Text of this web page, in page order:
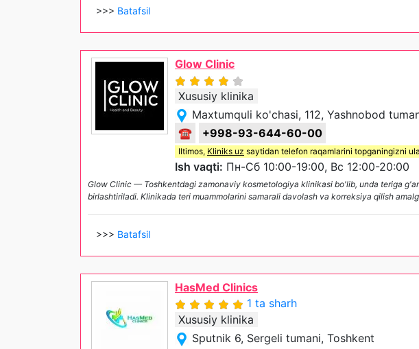
>>> Batafsil
Glow Clinic
Xususiy klinika
Maxtumquli ko'chasi, 112, Yashnobod
☎
+998-93-644-60-00
Iltimos, Kliniks uz saytidan telefon raqamlarini topganingizni
Ish vaqti: Пн-Сб 10:00-19:00, Вс 12:00-20:00
Glow Clinic — Toshkentdagi zamonaviy kosmetologiya klinikasi bo'lib, unda teriga
birlashtiriladi. Klinikada teri muammolarini samarali davolash va korreksiya qilish
>>> Batafsil
HasMed Clinics
1 ta sharh
Xususiy klinika
Sputnik 6, Sergeli tumani, Toshkent